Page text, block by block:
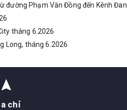
đường Phạm Văn Đồng đến Kênh
tháng 6.2026
Long, tháng 6.2026
chỉ